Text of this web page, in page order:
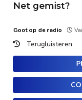
Net gemist?
Goot op de radio
Terugluisteren